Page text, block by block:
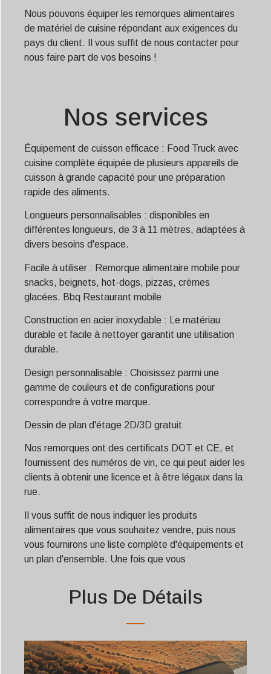
Nous pouvons équiper les remorques alimentaires
de matériel de cuisine répondant aux exigences du
pays du client. Il vous suffit de nous contacter pour
nous faire part de vos besoins !
Nos services
Équipement de cuisson efficace : Food Truck avec
cuisine complète équipée de plusieurs appareils de
cuisson à grande capacité pour une préparation
rapide des aliments.
Longueurs personnalisables : disponibles en
différentes longueurs, de 3 à 11 mètres, adaptées à
divers besoins d'espace.
Facile à utiliser : Remorque alimentaire mobile pour
snacks, beignets, hot-dogs, pizzas, crèmes
glacées. Bbq Restaurant mobile
Construction en acier inoxydable : Le matériau
durable et facile à nettoyer garantit une utilisation
durable.
Design personnalisable : Choisissez parmi une
gamme de couleurs et de configurations pour
correspondre à votre marque.
Dessin de plan d'étage 2D/3D gratuit
Nos remorques ont des certificats DOT et CE, et
fournissent des numéros de vin, ce qui peut aider les
clients à obtenir une licence et à être légaux dans la
rue.
Il vous suffit de nous indiquer les produits
alimentaires que vous souhaitez vendre, puis nous
vous fournirons une liste complète d'équipements et
un plan d'ensemble. Une fois que vous
Plus De Détails